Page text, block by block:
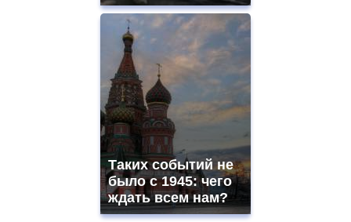
Таких событий не
было с 1945: чего
ждать всем нам?